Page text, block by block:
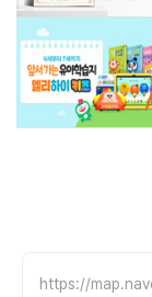
https://